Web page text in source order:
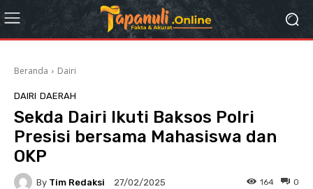
Beranda Dairi
DAIRI DAERAH
Sekda Dairi Ikuti Baksos Polri
Presisi bersama Mahasiswa dan
OKP
By Tim Redaksi 27/02/2025 0
164